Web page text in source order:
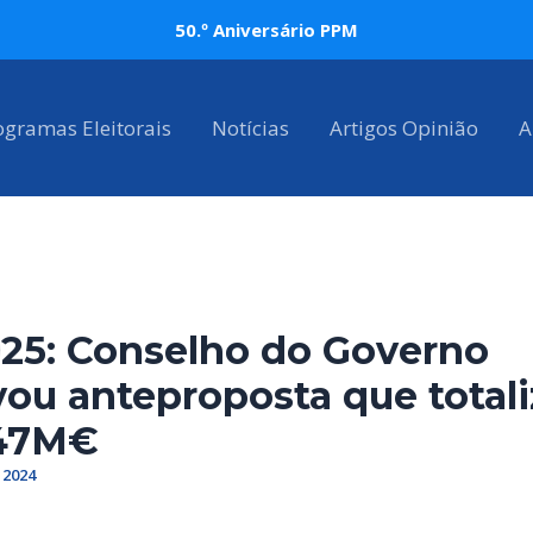
50.º Aniversário PPM
Eleitorais Notícias Artigos Opinião
Conselho do Governo
anteproposta que